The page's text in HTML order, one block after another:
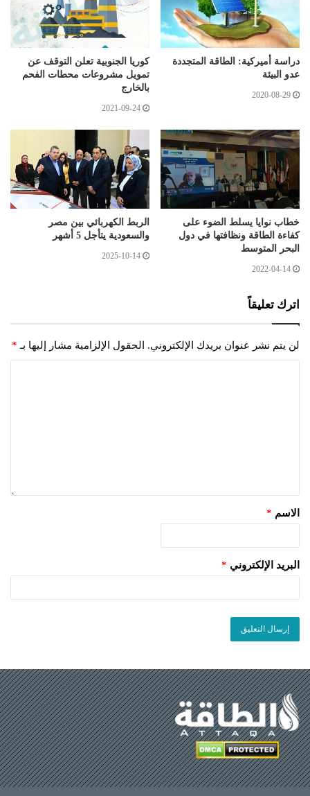
دراسة أميركية: الطاقة المتجددة
عدو البيئة
2020-08-29
كوريا الجنوبية تعلن التوقف عن
تمويل مشروعات محطات الفحم
بالخارج
2021-09-24
خطاب نوايا يسلط الضوء على
كفاءة الطاقة ونظافتها في دول
البحر المتوسط
2022-04-14
الربط الكهربائي بين مصر
والسعودية يتأجل 5 أشهر
2025-10-14
اترك تعليقاً
لن يتم نشر عنوان بريدك الإلكتروني. الحقول الإلزامية مشار إليها بـ *
الاسم *
البريد الإلكتروني *